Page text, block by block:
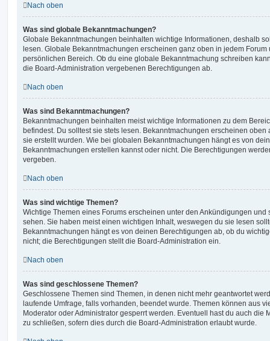
Nach oben
Was sind globale Bekanntmachungen?
Globale Bekanntmachungen beinhalten wichtige Informationen, deshalb
lesen. Globale Bekanntmachungen erscheinen ganz oben in jedem
persönlichen Bereich. Ob du eine globale Bekanntmachung schreiben
die Board-Administration vergebenen Berechtigungen ab.
Nach oben
Was sind Bekanntmachungen?
Bekanntmachungen beinhalten meist wichtige Informationen zu dem
befindest. Du solltest sie stets lesen. Bekanntmachungen erscheinen oben
sie erstellt wurden. Wie bei globalen Bekanntmachungen hängt es von
Bekanntmachungen erstellen kannst oder nicht. Die Berechtigungen
vergeben.
Nach oben
Was sind wichtige Themen?
Wichtige Themen eines Forums erscheinen unter den Ankündigungen und
sehen. Sie haben meist einen wichtigen Inhalt, weswegen du sie lesen
Bekanntmachungen hängt es von deinen Berechtigungen ab, ob du
nicht; die Berechtigungen stellt die Board-Administration ein.
Nach oben
Was sind geschlossene Themen?
Geschlossene Themen sind Themen, in denen nicht mehr geantwortet
laufende Umfrage, falls vorhanden, beendet wurde. Themen können aus
Moderator oder Administrator gesperrt werden. Eventuell hast du auch die
zu schließen, sofern dies durch die Board-Administration erlaubt wurde.